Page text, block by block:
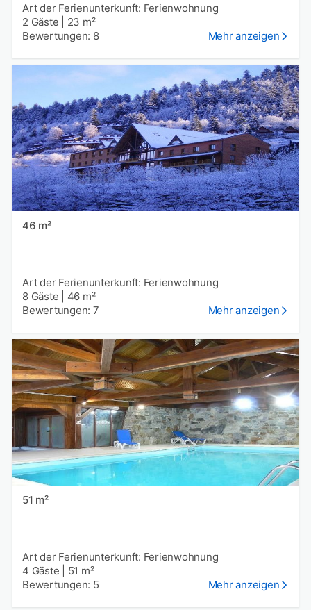
Art der Ferienunterkunft: Ferienwohnung
2 Gäste
23 m²
Bewertungen: 8
Mehr anzeigen
46 m²
Art der Ferienunterkunft: Ferienwohnung
8 Gäste
46 m²
Bewertungen: 7
Mehr anzeigen
51 m²
Art der Ferienunterkunft: Ferienwohnung
4 Gäste
51 m²
Bewertungen: 5
Mehr anzeigen